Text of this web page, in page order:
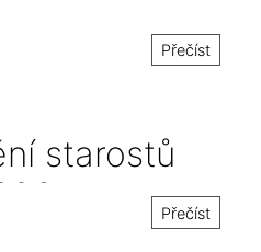
Přečíst
starostů
Přečíst